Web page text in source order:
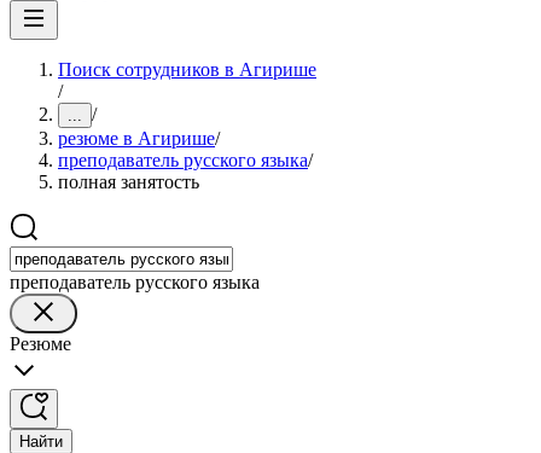
Поиск сотрудников в Агирише
/
... /
резюме в Агирише/
преподаватель русского языка/
полная занятость
преподаватель русского языка
Резюме
Найти